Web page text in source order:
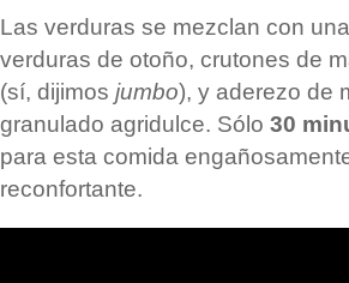
Las verduras se mezclan con
verduras de otoño, crutones de
(sí, dijimos jumbo), y aderezo de
granulado agridulce. Sólo 30
para esta comida
reconfortante.